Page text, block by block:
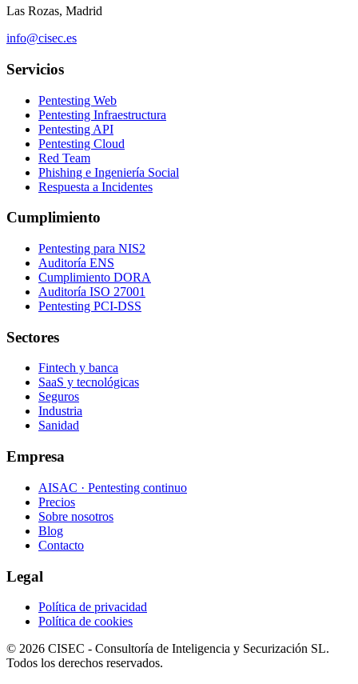
Las Rozas, Madrid
info@cisec.es
Servicios
Pentesting Web
Pentesting Infraestructura
Pentesting API
Pentesting Cloud
Red Team
Phishing e Ingeniería Social
Respuesta a Incidentes
Cumplimiento
Pentesting para NIS2
Auditoría ENS
Cumplimiento DORA
Auditoría ISO 27001
Pentesting PCI-DSS
Sectores
Fintech y banca
SaaS y tecnológicas
Seguros
Industria
Sanidad
Empresa
AISAC · Pentesting continuo
Precios
Sobre nosotros
Blog
Contacto
Legal
Política de privacidad
Política de cookies
© 2026 CISEC - Consultoría de Inteligencia y Securización SL.
Todos los derechos reservados.